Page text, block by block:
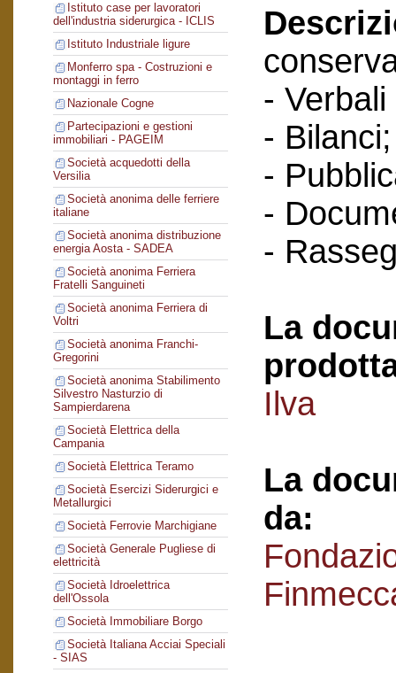
Istituto case per lavoratori
dell'industria siderurgica - ICLIS
Istituto Industriale ligure
Monferro spa - Costruzioni e
montaggi in ferro
Nazionale Cogne
Partecipazioni e gestioni
immobiliari - PAGEIM
Società acquedotti della
Versilia
Società anonima delle ferriere
italiane
Società anonima distribuzione
energia Aosta - SADEA
Società anonima Ferriera
Fratelli Sanguineti
Società anonima Ferriera di
Voltri
Società anonima Franchi-
Gregorini
Società anonima Stabilimento
Silvestro Nasturzio di
Sampierdarena
Società Elettrica della
Campania
Società Elettrica Teramo
Società Esercizi Siderurgici e
Metallurgici
Società Ferrovie Marchigiane
Società Generale Pugliese di
elettricità
Società Idroelettrica
dell'Ossola
Società Immobiliare Borgo
Società Italiana Acciai Speciali
- SIAS
-
- Bilanci;
-
-
-
La
Ilva
La
da: